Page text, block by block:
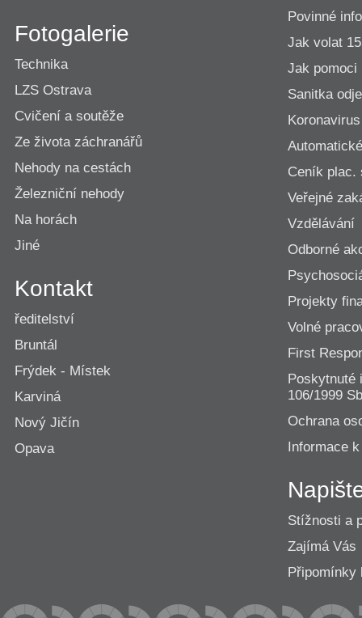
Fotogalerie
Technika
LZS Ostrava
Cvičení a soutěže
Ze života záchranářů
Nehody na cestách
Železniční nehody
Na horách
Jiné
Kontakt
ředitelství
Bruntál
Frýdek - Místek
Karviná
Nový Jičín
Opava
Povinné
Jak volat
Jak pomoci
Sanitka
Koronavirus
Ceník plac.
Veřejné
Vzdělávání
Odborné
Projekty
Volné
First
Poskytnuté
106/1999
Ochrana
Informace
Stížnosti a
Zajímá Vás
Připomínky